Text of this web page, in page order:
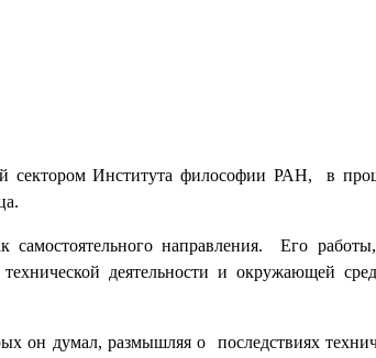
сектором Института философии РАН,
в
направления.
Его
деятельности и окружающей
он думал, размышляя о последствиях